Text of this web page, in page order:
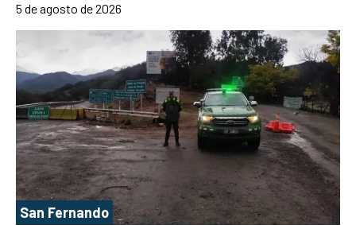
5 de agosto de 2026
San Fernando